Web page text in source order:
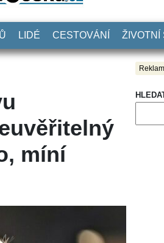
LIDÉ CESTOVÁNÍ ŽIVOTNÍ
míní